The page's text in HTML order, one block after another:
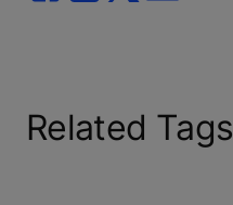
Related Tags